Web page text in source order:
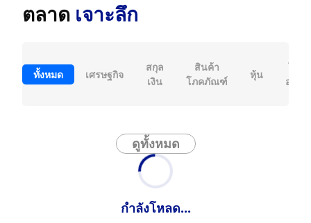
ตลาด เจาะลึก
ทั้งหมด เศรษฐกิจ
สกุล
เงิน
สินค้า
โภคภัณฑ์
หุ้น
โตเค
อร์เร
ดูทั้งหมด
กำลังโหลด...